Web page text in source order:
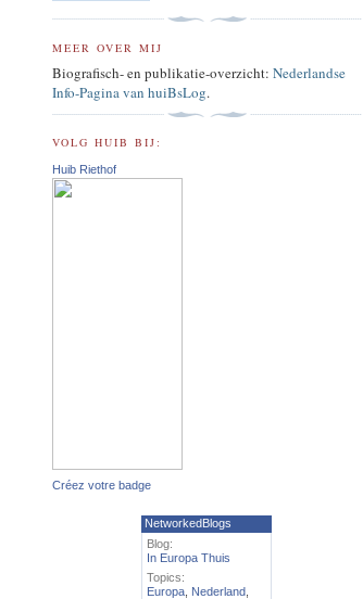
MEER OVER MIJ
Biografisch- en publikatie-overzicht: Nederlandse
Info-Pagina van huiBsLog.
VOLG HUIB BIJ:
Huib Riethof
Créez votre badge
NetworkedBlogs
Blog:
In Europa Thuis
Topics:
Europa Nederland